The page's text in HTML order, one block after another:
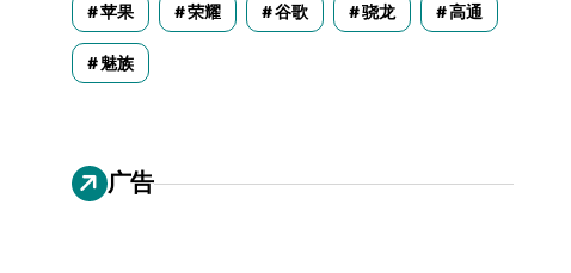
苹果 荣耀 谷歌 骁龙 高通
魅族
广告